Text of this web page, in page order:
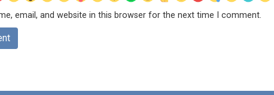
email, and website in this browser for the next time I comment.